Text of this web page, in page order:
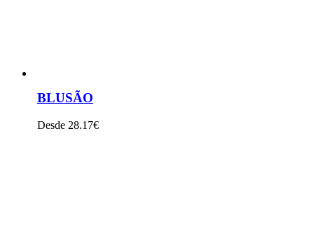
BLUSÃO
Desde 28.17€